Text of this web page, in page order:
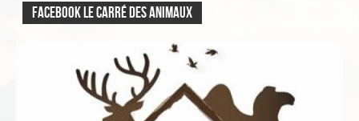
Facebook Le carré des animaux